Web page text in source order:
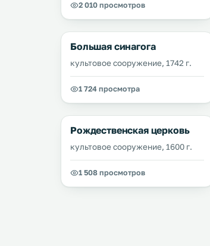
2 010 просмотров
Большая синагога
культовое сооружение, 1742 г.
1 724 просмотра
Рождественская церковь
культовое сооружение, 1600 г.
1 508 просмотров